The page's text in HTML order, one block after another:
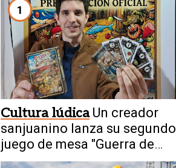
1
Cultura lúdica Un creador
sanjuanino lanza su segundo
juego de mesa "Guerra de
Comida"